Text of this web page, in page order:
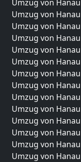
Umzug von
Umzug von
Umzug von
Umzug von
Umzug von
Umzug von
Umzug von
Umzug von
Umzug von
Umzug von
Umzug von
Umzug von
Umzug von
Umzug von